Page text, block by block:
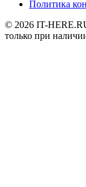
Политика
© 2026 IT-
только при